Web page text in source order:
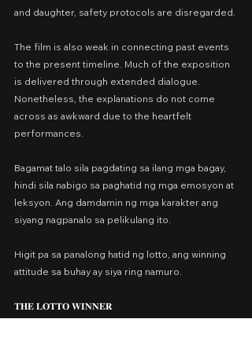
and daughter, safety protocols are disregarded.
The film is also weak in connecting past events
to the present timeline. Much of the exposition
is delivered through extended dialogue.
Nonetheless, the explanations do not come
across as awkward due to the heartfelt
performances.
Bagamat talo sila pagdating sa ilang mga bagay,
hindi sila nabigo sa paghatid ng mga emosyon at
leksyon. Ang damdamin ng mga karakter ang
siyang nagpanalo sa pelikulang ito.
Higit pa sa panalong hatid ng lotto, ang winning
attitude sa buhay ay siya ring namuro.
𝐓𝐇𝐄 𝐋𝐎𝐓𝐓𝐎 𝐖𝐈𝐍𝐍𝐄𝐑